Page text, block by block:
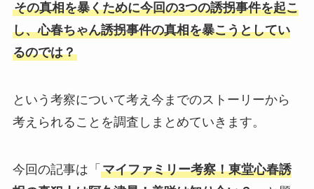
その真相を暴くために今回の3つの誘拐事件を起こ
し、心春ちゃん誘拐事件の真相を暴こうとしてい
るのでは？
という考察について考え今までのストーリーから
考えられることを調査しまとめていきます。
今回の記事は「 マイファミリー考察！東堂心春誘